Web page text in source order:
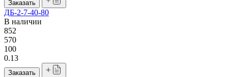
Заказать
ДБ-2-7-40-80
В наличии
852
570
100
0.13
Заказать